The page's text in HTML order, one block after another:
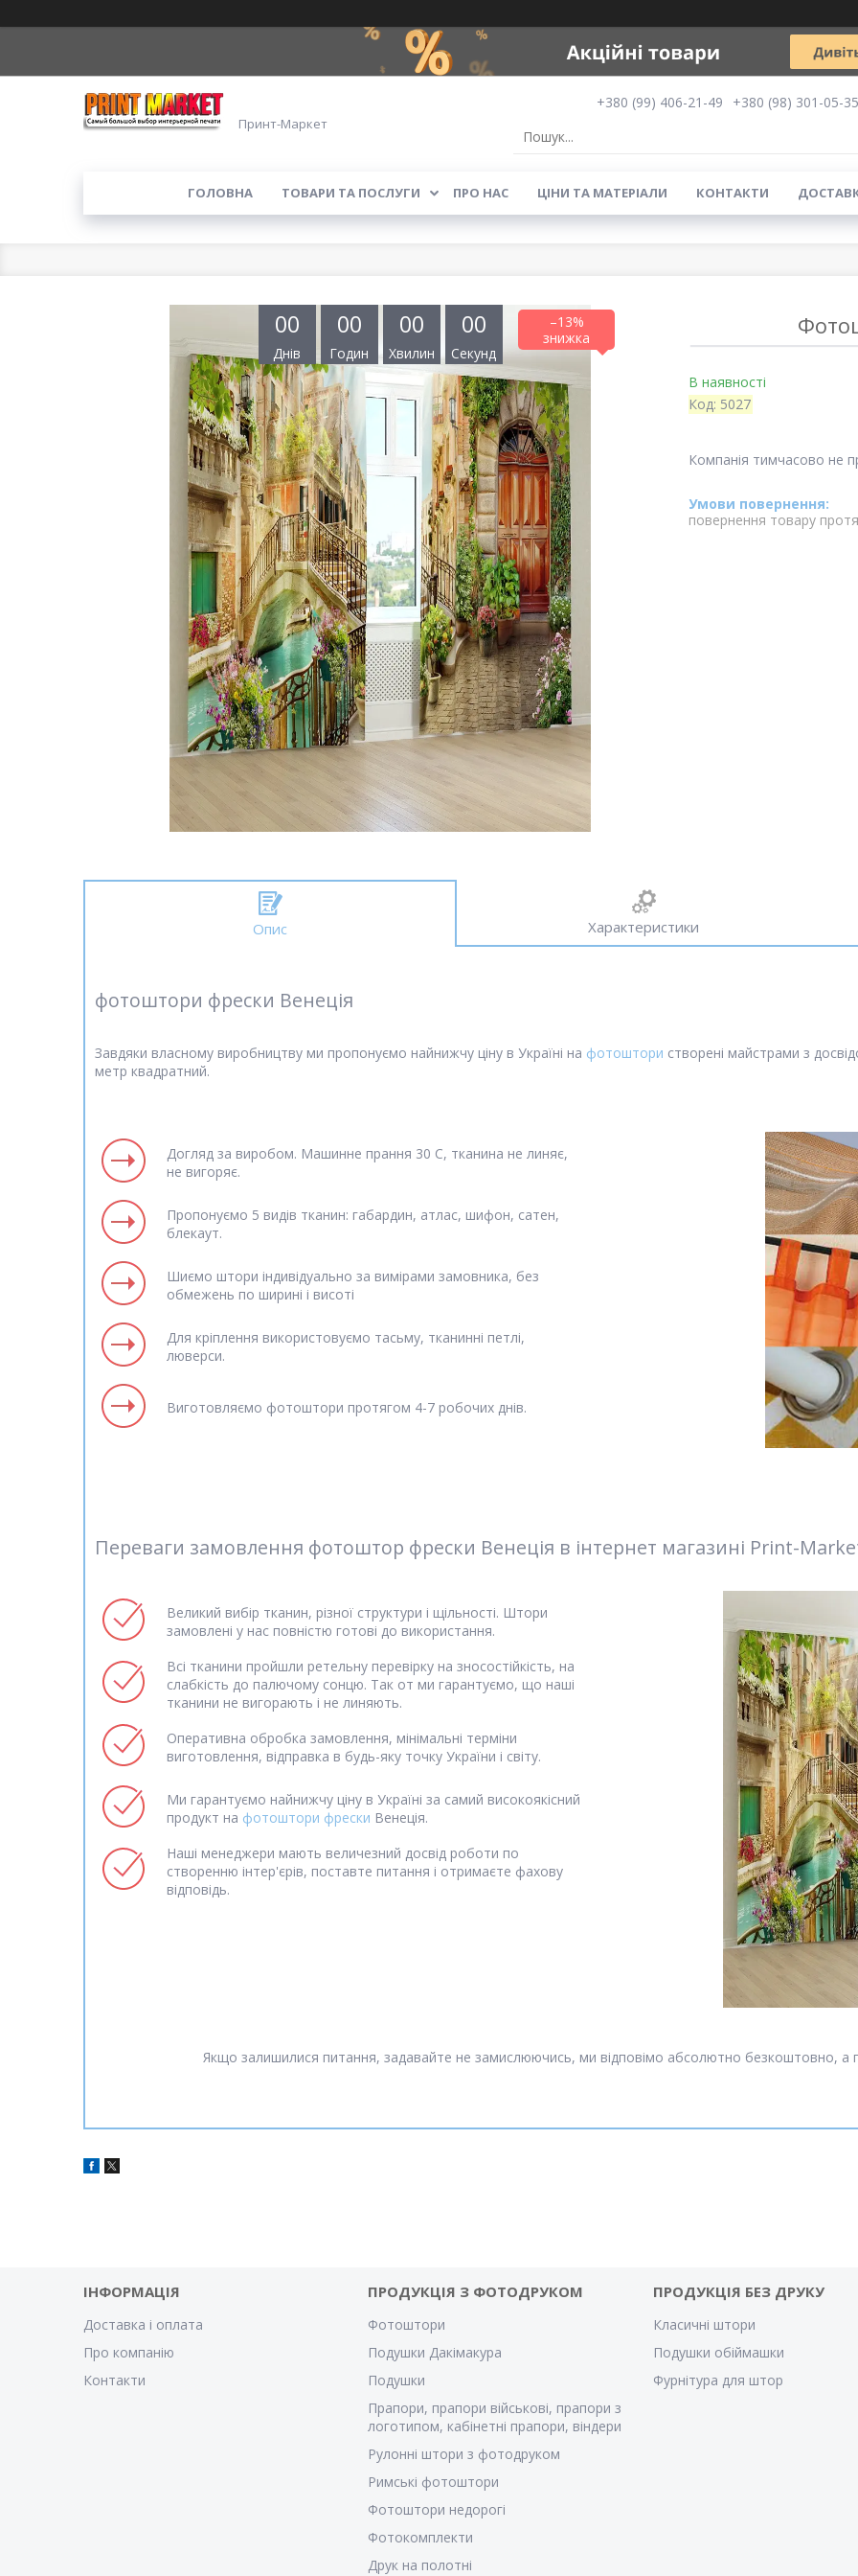
Принт-Маркет
+380 (99) 406-21-49 +380 (98) 301-05-35
ГОЛОВНА ТОВАРИ ТА ПОСЛУГИ ПРО НАС ЦІНИ ТА МАТЕРІАЛИ КОНТАКТИ
–13%
00
Днів
00
Годин
00
Хвилин
00
Секунд
В наявності
Код: 5027
Компанія тимчасово не
повернення товару
Опис Характеристики
фотоштори фрески Венеція
Завдяки власному виробництву ми пропонуємо найнижчу ціну в Україні на фотоштори створені майстрами з
метр квадратний.
Догляд за виробом. Машинне прання 30 С, тканина не линяє,
не вигоряє.
Пропонуємо 5 видів тканин: габардин, атлас, шифон, сатен,
блекаут.
Шиємо штори індивідуально за вимірами замовника, без
обмежень по ширині і висоті
Для кріплення використовуємо тасьму, тканинні петлі,
люверси.
Виготовляємо фотоштори протягом 4-7 робочих днів.
Переваги замовлення фотоштор фрески Венеція в інтернет магазині Print-
Великий вибір тканин, різної структури і щільності. Штори
замовлені у нас повністю готові до використання.
Всі тканини пройшли ретельну перевірку на зносостійкість, на
слабкість до палючому сонцю. Так от ми гарантуємо, що наші
тканини не вигорають і не линяють.
Оперативна обробка замовлення, мінімальні терміни
виготовлення, відправка в будь-яку точку України і світу.
Ми гарантуємо найнижчу ціну в Україні за самий високоякісний
продукт на фотоштори фрески Венеція.
Наші менеджери мають величезний досвід роботи по
створенню інтер'єрів, поставте питання і отримаєте фахову
відповідь.
Якщо залишилися питання, задавайте не замислюючись, ми відповімо абсолютно безкоштовно, а
ІНФОРМАЦІЯ
Доставка і оплата
Про компанію
Контакти
ПРОДУКЦІЯ З ФОТОДРУКОМ
Фотоштори
Подушки Дакімакура
Подушки
Прапори, прапори військові, прапори з
логотипом, кабінетні прапори, віндери
Рулонні штори з фотодруком
Римські фотоштори
Фотоштори недорогі
Фотокомплекти
Друк на полотні
ПРОДУКЦІЯ БЕЗ ДРУКУ
Класичні штори
Подушки обіймашки
Фурнітура для штор